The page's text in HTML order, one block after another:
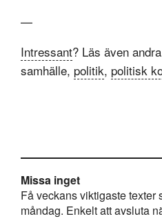
—
Intressant? Läs även
samhälle, politik, politisk
Missa inget
Få veckans viktigaste
måndag. Enkelt att avsluta